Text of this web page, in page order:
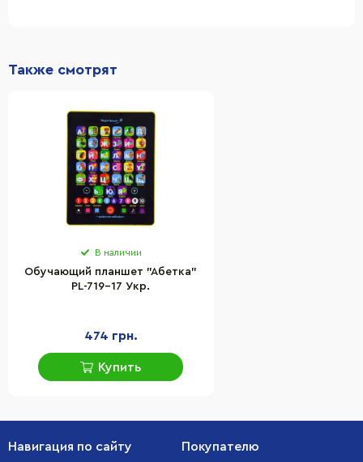
Также смотрят
В наличии
Обучающий планшет "Абетка"
PL-719-17 Укр.
474 грн.
Купить
Навигация по сайту Покупателю